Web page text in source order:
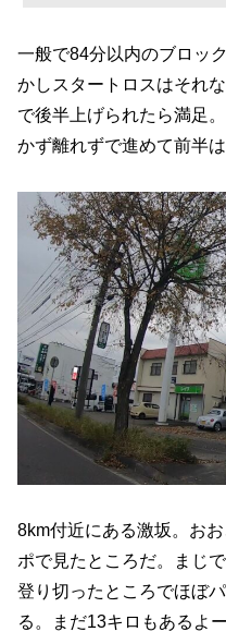
一般で84分以内のブロッ
かしスタートロスはそれ
で後半上げられたら満足
かず離れずで進めて前半は
8km付近にある激坂。お
ポで見たところだ。まじで
登り切ったところでほぼ
る。まだ13キロもあるよー